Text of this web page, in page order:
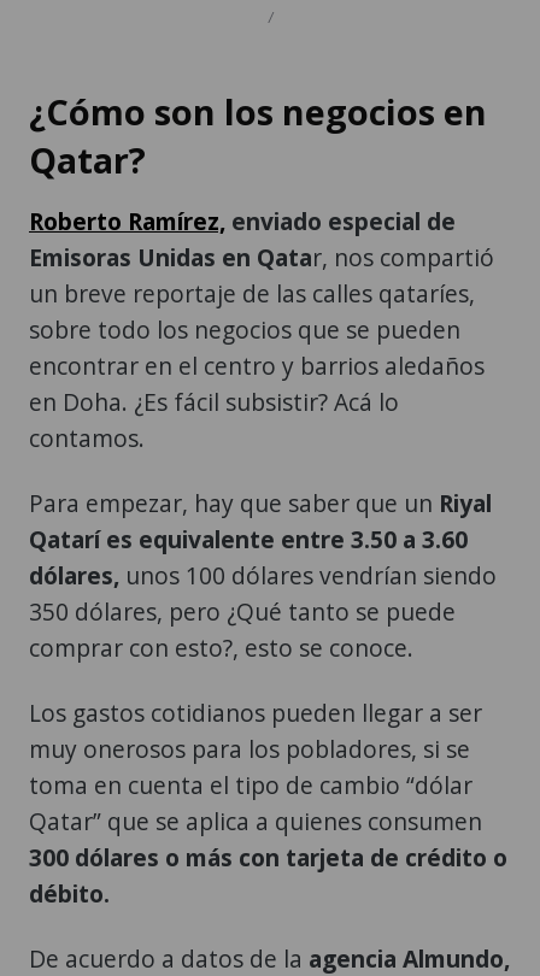
/
¿Cómo son los negocios en
Qatar?
Roberto Ramírez, enviado especial de
Emisoras Unidas en Qatar, nos compartió
un breve reportaje de las calles qataríes,
sobre todo los negocios que se pueden
encontrar en el centro y barrios aledaños
en Doha. ¿Es fácil subsistir? Acá lo
contamos.
Para empezar, hay que saber que un Riyal
Qatarí es equivalente entre 3.50 a 3.60
dólares, unos 100 dólares vendrían siendo
350 dólares, pero ¿Qué tanto se puede
comprar con esto?, esto se conoce.
Los gastos cotidianos pueden llegar a ser
muy onerosos para los pobladores, si se
toma en cuenta el tipo de cambio “dólar
Qatar” que se aplica a quienes consumen
300 dólares o más con tarjeta de crédito o
débito.
De acuerdo a datos de la agencia Almundo,